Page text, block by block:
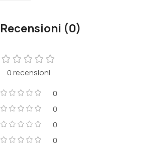
Recensioni (0)
0 recensioni
0
0
0
0